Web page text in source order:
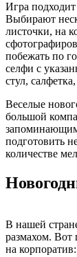
Игра
Выбирают
листочки, на
побежать по
селфи с
стул,
Веселые
большой
подготовить
количестве
В нашей
размахом. Вот
на корпоратив: